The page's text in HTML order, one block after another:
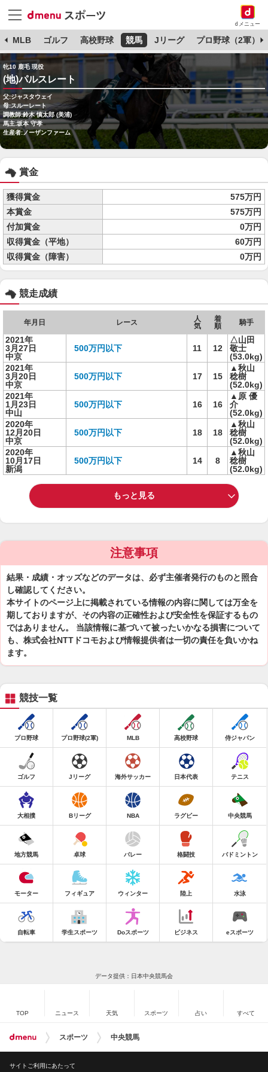
dメニュー
MLB ゴルフ 高校野球 競馬 Jリーグ プロ野球（2軍）
牝10 鹿毛 現役
(地)パルスレート
父:ジャスタウェイ
母:スルーレート
調教師:鈴木 慎太郎 (美浦)
馬主:坂本 守孝
生産者:ノーザンファーム
賞金
獲得賞金
575万円
本賞金
575万円
付加賞金
0万円
収得賞金（平地）
60万円
収得賞金（障害）
0万円
競走成績
年月日 レース
人
気
着
順
騎手
2021年
3月27日
中京
500万円以下 11 12
△山田
敬士
(53.0kg)
2021年
3月20日
中京
500万円以下 17 15
▲秋山
稔樹
(52.0kg)
2021年
1月23日
中山
500万円以下 16 16
▲原 優
介
(52.0kg)
2020年
12月20日
中京
500万円以下 18 18
▲秋山
稔樹
(52.0kg)
2020年
10月17日
新潟
500万円以下 14 8
▲秋山
稔樹
(52.0kg)
もっと見る
注意事項
結果・成績・オッズなどのデータは、必ず主催者発行のものと照合
し確認してください。
本サイトのページ上に掲載されている情報の内容に関しては万全を
期しておりますが、その内容の正確性および安全性を保証するもの
ではありません。 当該情報に基づいて被ったいかなる損害について
も、株式会社NTTドコモおよび情報提供者は一切の責任を負いかね
ます。
競技一覧
プロ野球 プロ野球(2軍) MLB 高校野球 侍ジャパン
ゴルフ Jリーグ 海外サッカー 日本代表 テニス
大相撲 Bリーグ NBA ラグビー 中央競馬
地方競馬 卓球 バレー 格闘技 バドミントン
モーター フィギュア ウィンター 陸上 水泳
自転車 学生スポーツ Doスポーツ ビジネス eスポーツ
データ提供：日本中央競馬会
TOP ニュース 天気 スポーツ 占い すべて
スポーツ 中央競馬
サイトご利用にあたって